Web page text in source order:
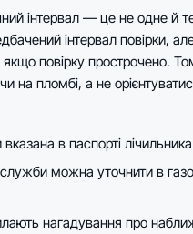
інтервал — це не одне й
інтервал повірки,
повірку прострочено.
на пломбі, а не
вказана в паспорті
можна уточнити в
нагадування про